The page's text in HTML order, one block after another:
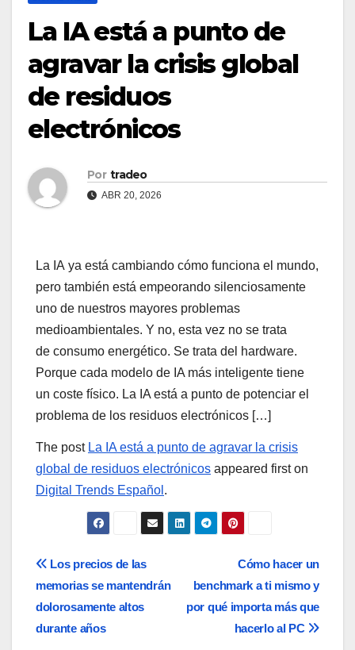
La IA está a punto de
agravar la crisis global
de residuos
electrónicos
Por tradeo
ABR 20, 2026
La IA ya está cambiando cómo funciona el mundo,
pero también está empeorando silenciosamente
uno de nuestros mayores problemas
medioambientales. Y no, esta vez no se trata
de consumo energético. Se trata del hardware.
Porque cada modelo de IA más inteligente tiene
un coste físico. La IA está a punto de potenciar el
problema de los residuos electrónicos […]
The post La IA está a punto de agravar la crisis
global de residuos electrónicos appeared first on
Digital Trends Español .
Navegación
de
entradas
Cómo hacer un
benchmark a ti mismo y
por qué importa más que
hacerlo al PC
Los precios de las
memorias se mantendrán
dolorosamente altos
durante años